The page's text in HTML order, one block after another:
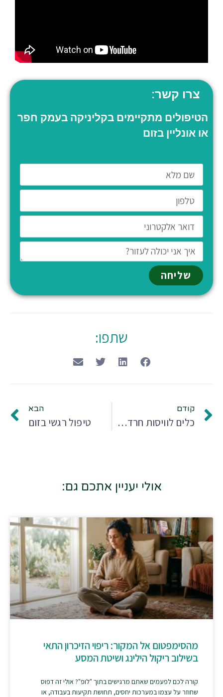
צרו קשר:
הטיפולים מתקיימים בקליניקה בעמק חפר
או אונליין בזום
שליחה
שתפו:
קודם
כלים לוויסות חרדה בעת מלחמה
הבא
טיפול רגשי בזום
אולי יעניין אתכם גם:
מהסימפטום אל המקור: ריפוי הזיכרון התאי
בשילוב ריקול הילינג ושיטת המסע
קורה לכם לפעמים שאתם מרגישים בתוך "לופ"? אולי זה דפוס
שחוזר על עצמו במערכות יחסים, תחושת תקיעות בעבודה, או